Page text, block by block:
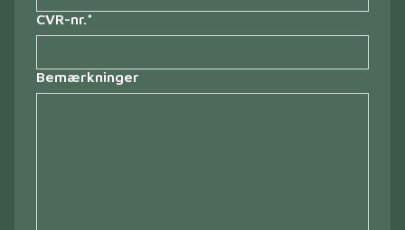
CVR-nr.*
Bemærkninger